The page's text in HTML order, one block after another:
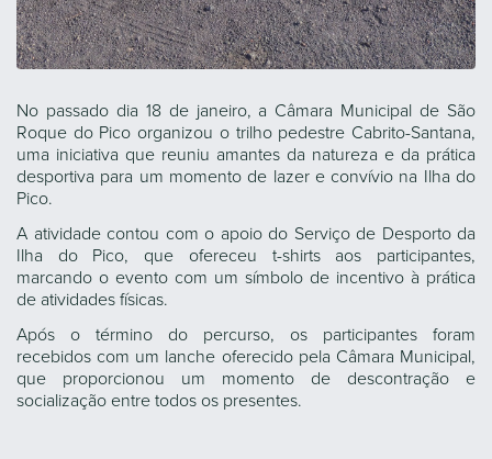
No passado dia 18 de janeiro, a Câmara Municipal de São
Roque do Pico organizou o trilho pedestre Cabrito-Santana,
uma iniciativa que reuniu amantes da natureza e da prática
desportiva para um momento de lazer e convívio na Ilha do
Pico.
A atividade contou com o apoio do Serviço de Desporto da
Ilha do Pico, que ofereceu t-shirts aos participantes,
marcando o evento com um símbolo de incentivo à prática
de atividades físicas.
Após o término do percurso, os participantes foram
recebidos com um lanche oferecido pela Câmara Municipal,
que proporcionou um momento de descontração e
socialização entre todos os presentes.